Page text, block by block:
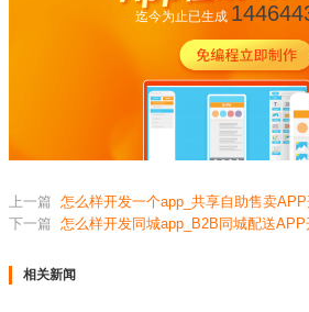
迄今为止已生成
上一篇 怎么样开发一个app_共享自助售卖
下一篇 怎么样开发同城app_B2B同城配送
相关新闻